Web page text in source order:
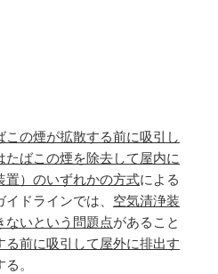
この煙が拡散する前に吸引し
ばこの煙を除去して屋内に
置）のいずれかの方式による
ドラインでは、 空気清浄装
ないという問題点があること
る前に吸引して屋外に排出す
る。